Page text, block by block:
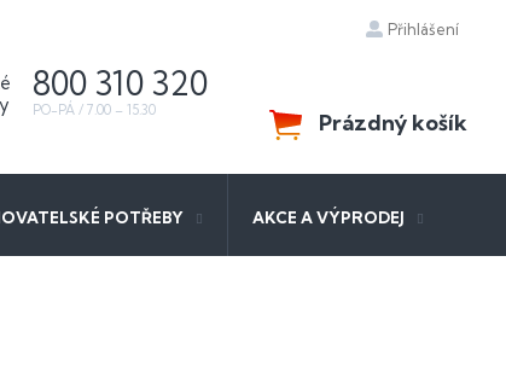
Přihlášení
800 310 320
NÁKUPNÍ
KOŠÍK
Prázdný košík
POTŘEBY AKCE A VÝPRODEJ